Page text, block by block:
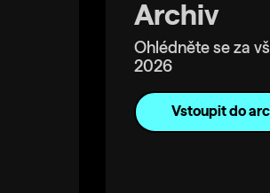
Archiv
Ohlédněte se za
2026
Vstoupit do